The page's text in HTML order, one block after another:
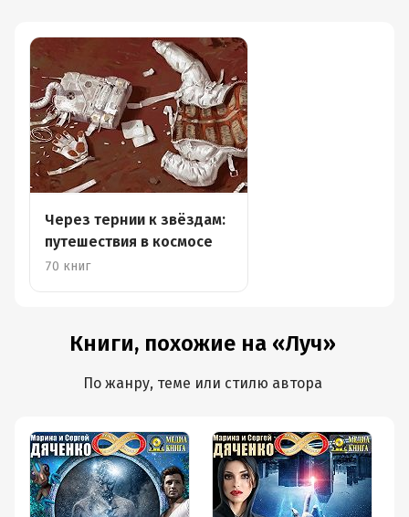
Через тернии к звёздам:
путешествия в космосе
70 книг
Книги, похожие на «Луч»
По жанру, теме или стилю автора